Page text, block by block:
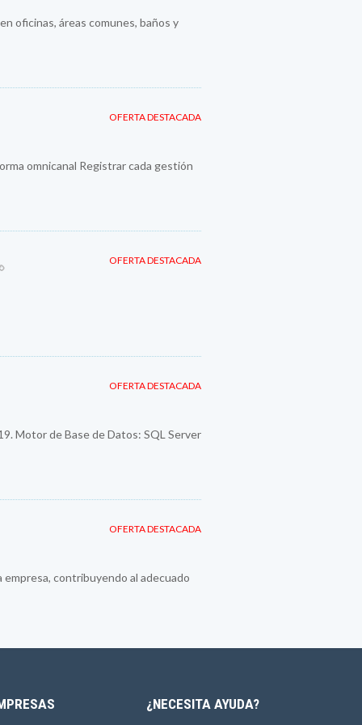
oficinas, áreas comunes, baños y
OFERTA DESTACADA
omnicanal Registrar cada gestión
OFERTA DESTACADA
OFERTA DESTACADA
Motor de Base de Datos: SQL Server
OFERTA DESTACADA
contribuyendo al adecuado
¿NECESITA AYUDA?